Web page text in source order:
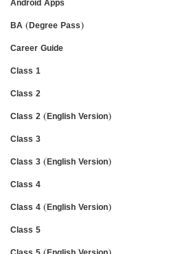
BA (Degree Pass)
Career Guide
Class 1
Class 2
Class 2 (English Version)
Class 3
Class 3 (English Version)
Class 4
Class 4 (English Version)
Class 5